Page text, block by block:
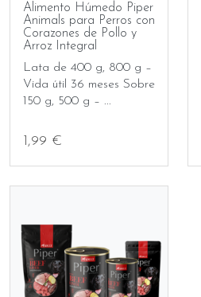
Alimento Húmedo Piper
Animals para Perros con
Corazones de Pollo y
Arroz Integral
Lata de 400 g, 800 g –
Vida útil 36 meses Sobre
150 g, 500 g – ...
1,99 €